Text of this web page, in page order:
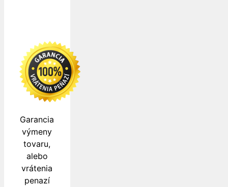
Garancia
výmeny
tovaru,
alebo
vrátenia
penazí